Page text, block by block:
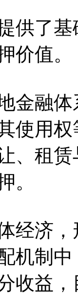
供了
价值。
金融
使用
、租
。
经济
机制
收益